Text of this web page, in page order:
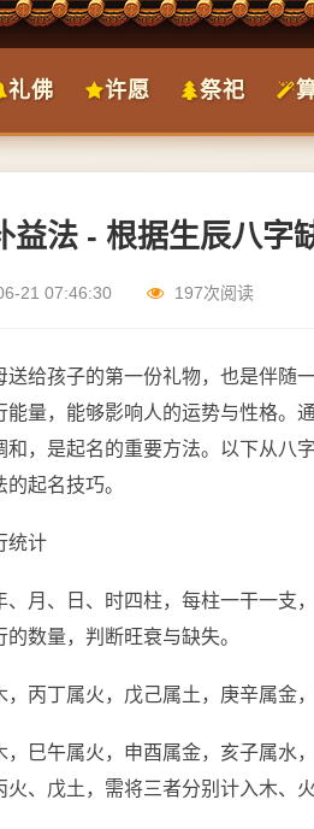
礼佛 许愿 祭祀
益法 - 根据生辰八字
21 07:46:30 197次阅读
送给孩子的第一份礼物，也是伴随
量，能够影响人的运势与性格。
和，是起名的重要方法。以下从八
起名技巧。
统计
、月、日、时四柱，每柱一干一支
数量，判断旺衰与缺失。
丙丁属火，戊己属土，庚辛属金，
，巳午属火，申酉属金，亥子属水
、戊土，需将三者分别计入木、火